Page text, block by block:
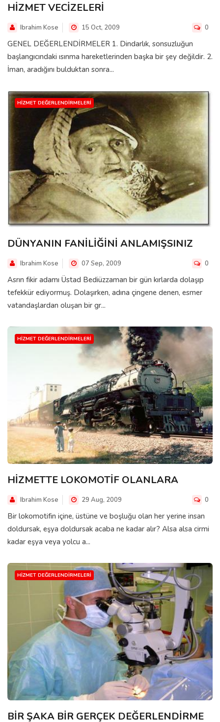
HİZMET VECİZELERİ
Ibrahim Kose 15 Oct, 2009 0
GENEL DEĞERLENDİRMELER 1. Dindarlık, sonsuzluğun
başlangıcındaki ısınma hareketlerinden başka bir şey değildir. 2.
İman, aradığını bulduktan sonra...
HIZMET DEĞERLENDIRMELERI
DÜNYANIN FANİLİĞİNİ ANLAMIŞSINIZ
Ibrahim Kose 07 Sep, 2009 0
Asrın fikir adamı Üstad Bediüzzaman bir gün kırlarda dolaşıp
tefekkür ediyormuş. Dolaşırken, adına çingene denen, esmer
vatandaşlardan oluşan bir gr...
HIZMET DEĞERLENDIRMELERI
HİZMETTE LOKOMOTİF OLANLARA
Ibrahim Kose 29 Aug, 2009 0
Bir lokomotifin içine, üstüne ve boşluğu olan her yerine insan
doldursak, eşya doldursak acaba ne kadar alır? Alsa alsa cirmi
kadar eşya veya yolcu a...
HIZMET DEĞERLENDIRMELERI
BİR ŞAKA BİR GERÇEK DEĞERLENDİRME